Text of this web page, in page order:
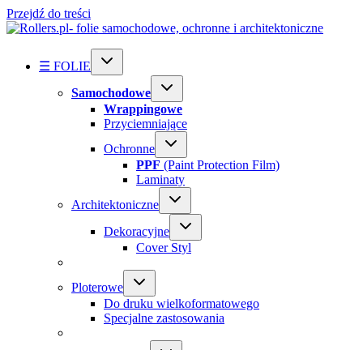
Przejdź do treści
☰ FOLIE
Samochodowe
Wrappingowe
Przyciemniające
Ochronne
PPF (Paint Protection Film)
Laminaty
Architektoniczne
Dekoracyjne
Cover Styl
Ploterowe
Do druku wielkoformatowego
Specjalne zastosowania